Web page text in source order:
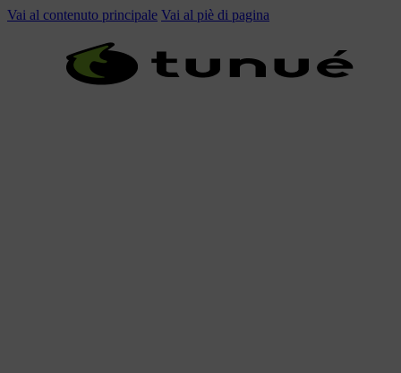
Vai al contenuto principale Vai al piè di pagina